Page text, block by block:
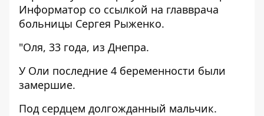
Информатор со ссылкой на главврача
больницы Сергея Рыженко.
"Оля, 33 года, из Днепра.
У Оли последние 4 беременности были
замершие.
Под сердцем долгожданный мальчик.